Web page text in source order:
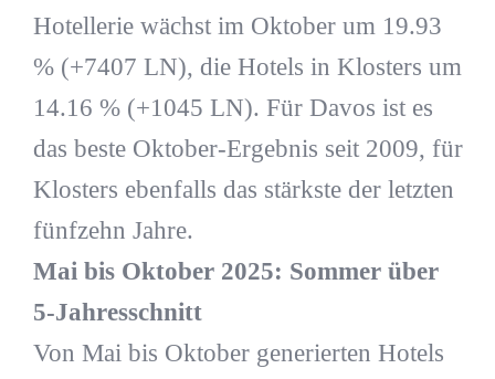
Hotellerie wächst im Oktober um 19.93
% (+7407 LN), die Hotels in Klosters um
14.16 % (+1045 LN). Für Davos ist es
das beste Oktober-Ergebnis seit 2009, für
Klosters ebenfalls das stärkste der letzten
fünfzehn Jahre.
Mai bis Oktober 2025: Sommer über
5-Jahresschnitt
Von Mai bis Oktober generierten Hotels